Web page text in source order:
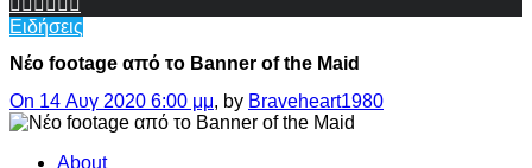
Ειδήσεις
Νέο footage από το Banner of the Maid
On 14 Αυγ 2020 6:00 μμ, by Braveheart1980
About